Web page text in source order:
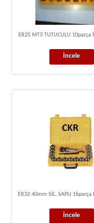
ER25 MT3 TUTUCULU 10parça
İncele
ER32 40mm SİL. SAPLI 16parça
İncele